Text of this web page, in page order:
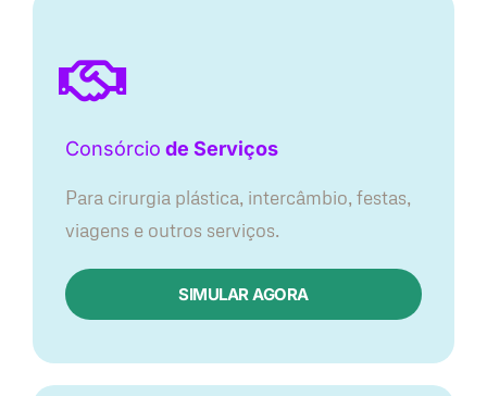
Consórcio de Serviços
Para cirurgia plástica, intercâmbio, festas,
viagens e outros serviços.
SIMULAR AGORA